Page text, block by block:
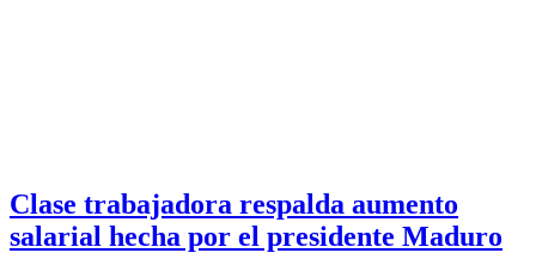
Clase trabajadora respalda aumento
salarial hecha por el presidente Maduro